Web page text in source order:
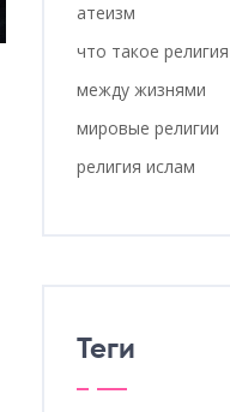
атеизм
что такое религия
между жизнями
мировые религии
религия ислам
Теги